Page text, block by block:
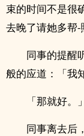
束的时间不是很
去晚了请她多帮-
同事的提醒
般的应道：「我
「那就好。」
同事离去后